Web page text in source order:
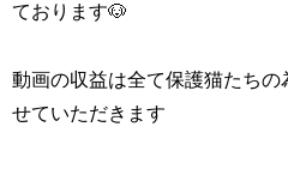
ております🐶
動画の収益は全て保護猫たちの
せていただきます